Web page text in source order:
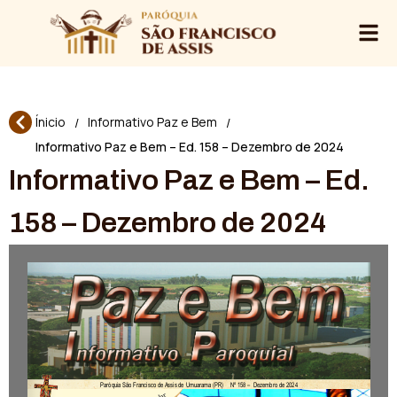
Ínicio / Informativo Paz e Bem
/
Informativo Paz e Bem – Ed. 158 – Dezembro de 2024
Informativo Paz e Bem – Ed.
158 – Dezembro de 2024